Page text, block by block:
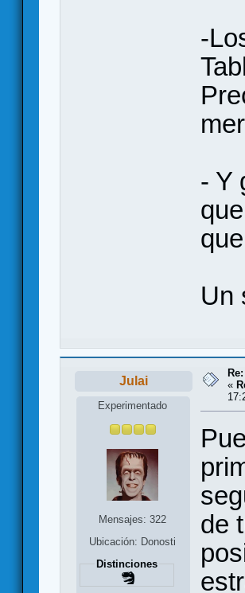
-
- Y
Un
Julai
Experimentado
Mensajes: 322
Ubicación: Donosti
Distinciones
«
de